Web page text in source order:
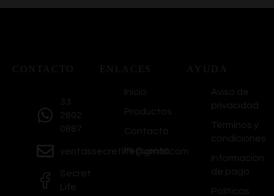
CONTACTO
33
2802
0887
ventassecretlife@gmail.com
Secret
Life
ENLACES
Inicio
Productos
Contacto
Mi Cuenta
AYUDA
Aviso de
privacidad
Términos y
condiciones
Información
de pago
Políticas